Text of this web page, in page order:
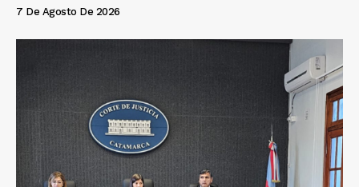
7 De Agosto De 2026